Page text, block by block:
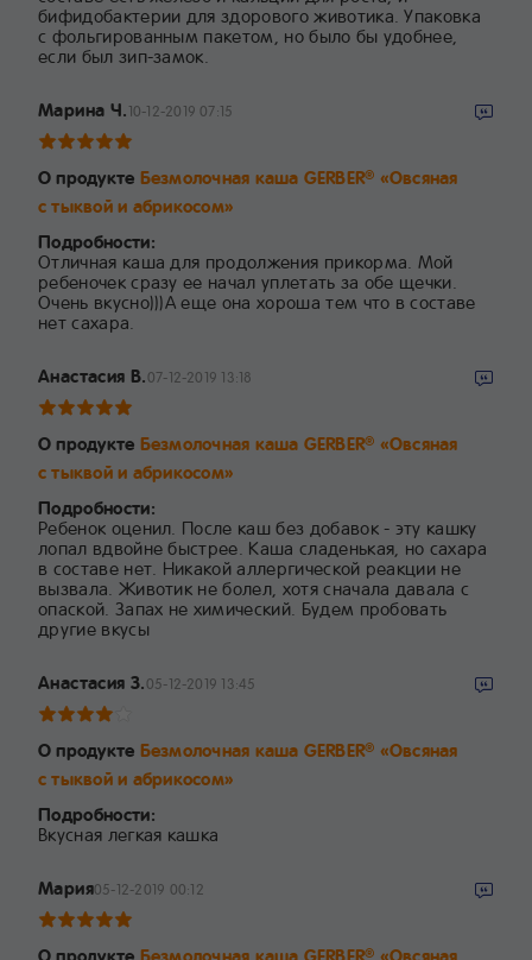
бифидобактерии для здорового животика. Упаковка
с фольгированным пакетом, но было бы удобнее,
если был зип-замок.
Марина Ч.10-12-2019 07:15
О продукте Безмолочная каша GERBER® «Овсяная
с тыквой и абрикосом»
Подробности:
Отличная каша для продолжения прикорма. Мой
ребеночек сразу ее начал уплетать за обе щечки.
Очень вкусно)))А еще она хороша тем что в составе
нет сахара.
Анастасия В.07-12-2019 13:18
О продукте Безмолочная каша GERBER® «Овсяная
с тыквой и абрикосом»
Подробности:
Ребенок оценил. После каш без добавок - эту кашку
лопал вдвойне быстрее. Каша сладенькая, но сахара
в составе нет. Никакой аллергической реакции не
вызвала. Животик не болел, хотя сначала давала с
опаской. Запах не химический. Будем пробовать
другие вкусы
Анастасия З.05-12-2019 13:45
О продукте Безмолочная каша GERBER® «Овсяная
с тыквой и абрикосом»
Подробности:
Вкусная легкая кашка
Мария05-12-2019 00:12
О продукте Безмолочная каша GERBER® «Овсяная